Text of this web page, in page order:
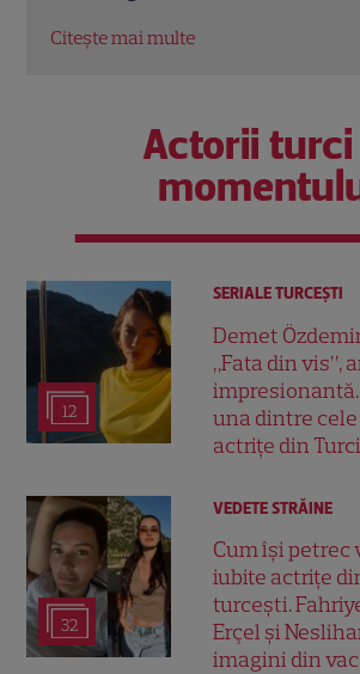
Citește mai multe
Actorii turci
12
SERIALE TURCEŞTI
Demet
„Fata din vis”,
una dintre
actrițe din
32
VEDETE STRĂINE
Cum își petrec
iubite actrițe
turcești.
Erçel și
imagini din